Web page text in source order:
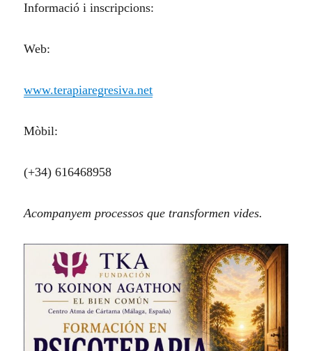
Informació i inscripcions:
Web:
www.terapiaregresiva.net
Mòbil:
(+34) 616468958
Acompanyem processos que transformen vides.